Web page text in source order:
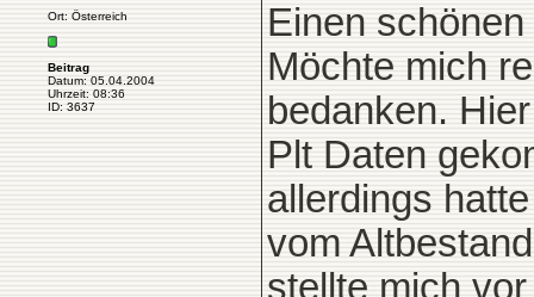
Ort: Österreich
Beitrag
Datum: 05.04.2004
Uhrzeit: 08:36
ID: 3637
Einen
Möchte mich
bedanken.
Plt Daten
allerdings
vom
stellte mich